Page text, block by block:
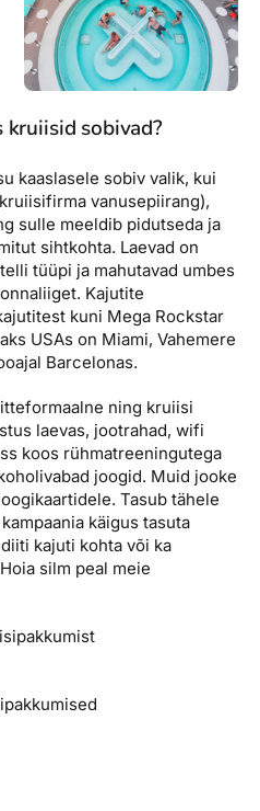
sobivad?
kaaslasele sobiv valik, kui
vanusepiirang),
sulle meeldib pidutseda ja
sihtkohta. Laevad on
tüüpi ja mahutavad umbes
Kajutite
kuni Mega Rockstar
USAs on Miami, Vahemere
Barcelonas.
ning kruiisi
laevas, jootrahad, wifi
koos rühmatreeningutega
joogid. Muid jooke
Tasub tähele
käigus tasuta
kajuti kohta või ka
silm peal meie